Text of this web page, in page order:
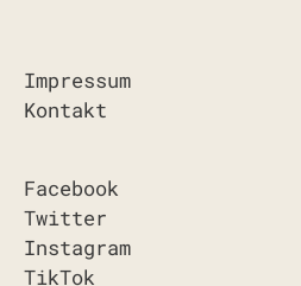
Impressum
Kontakt
Facebook
Twitter
Instagram
TikTok